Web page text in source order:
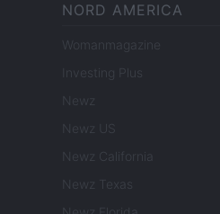
NORD AMERICA
Womanmagazine
Investing Plus
Newz
Newz US
Newz California
Newz Texas